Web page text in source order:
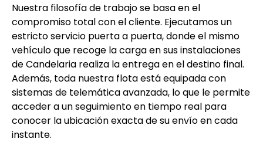
Nuestra filosofía de trabajo se basa en el
compromiso total con el cliente. Ejecutamos un
estricto servicio puerta a puerta, donde el mismo
vehículo que recoge la carga en sus instalaciones
de Candelaria realiza la entrega en el destino final.
Además, toda nuestra flota está equipada con
sistemas de telemática avanzada, lo que le permite
acceder a un seguimiento en tiempo real para
conocer la ubicación exacta de su envío en cada
instante.